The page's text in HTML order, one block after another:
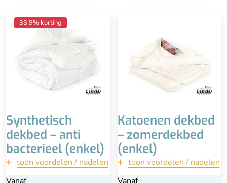
33,9% korting
Synthetisch
dekbed – anti
bacterieel (enkel)
toon voordelen / nadelen
Ieder seizoen
(warmteklasse 2)
Wasbaar tot 60°
Anti-bacterieel
Reukloos & goede
isolatie (holle vezel)
Minder luxe uitstraling,
terug
Katoenen dekbed
– zomerdekbed
(enkel)
toon voordelen / nadelen
Onderhoudsvriendelijk
Licht dekbed
Lekker luchtig en koel
Isoleert niet goed bij
lagere temperaturen
terug